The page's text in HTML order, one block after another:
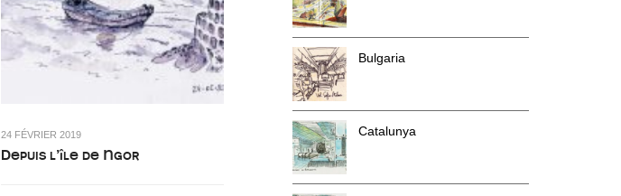
24 FÉVRIER 2019
Depuis l’île de Ngor
Bulgaria
Catalunya